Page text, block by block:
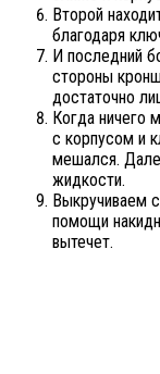
Второй
благодаря
И последний
стороны
достаточно
Когда ничего
с корпусом и
мешался.
жидкости.
Выкручиваем
помощи
вытечет.